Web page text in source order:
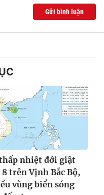
Gửi bình luận
nhiệt đới giật
8 trên Vịnh Bắc Bộ,
vùng biển sóng